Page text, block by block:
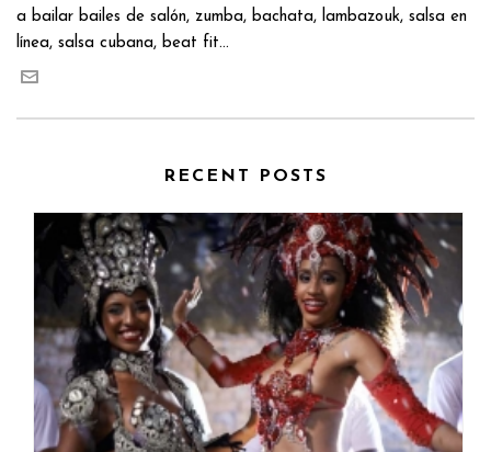
a bailar bailes de salón, zumba, bachata, lambazouk, salsa en
línea, salsa cubana, beat fit...
RECENT POSTS